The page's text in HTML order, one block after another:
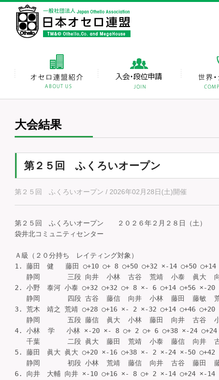
大会結果
第２５回 ふくろいオープン
第２５回 ふくろいオープン / 2026年02月28日(土)開催
第２５回 ふくろいオープン ２０２６年２月２８日（土）
袋井北コミュニティセンター
Ａ級（２０分持ち　レイティング対象）
1. 藤田　健   藤田 ○+10 ○+ 8 ○+50 ○+32 ×-14 ○+50 ○+14
静岡       三段 向井  小林  古谷  荒靖  小泰  眞大
2. 小野　泰河 小泰 ○+32 ○+32 ○+ 8 ×- 6 ○+14 ○+56 ×-20
静岡       四段 古谷  藤信  向井  小林  藤田  藤敏
3. 荒木　靖之 荒靖 ○+28 ○+16 ×- 2 ×-32 ○+14 ○+46 ○+20
静岡       五段 藤信  眞大  小林  藤田  向井  古谷
4. 小林  学   小林 ×-20 ×- 8 ○+ 2 ○+ 6 ○+38 ×-24 ○+24
千葉       二段 眞大  藤田  荒靖  小泰  藤信  向井
5. 藤田　眞大 眞大 ○+20 ×-16 ○+38 ×- 2 ×-24 ×-50 ○+42
静岡       初段 小林  荒靖  藤信  向井  古谷  藤田
6. 向井　大輔 向井 ×-10 ○+16 ×- 8 ○+ 2 ×-14 ○+24 ×-14